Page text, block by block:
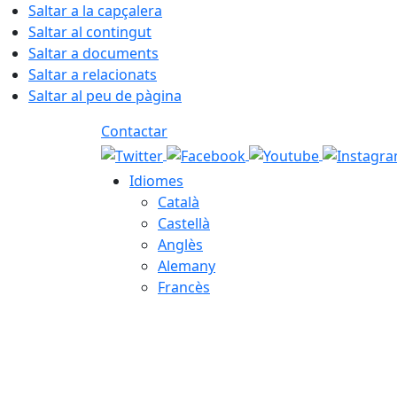
Saltar a la capçalera
Saltar al contingut
Saltar a documents
Saltar a relacionats
Saltar al peu de pàgina
Contactar
Idiomes
Català
Castellà
Anglès
Alemany
Francès